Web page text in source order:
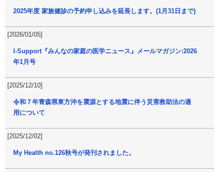
2025年度 家族健診の予約申し込みを延長します。(1月31日まで)
[2026/01/05]
I-Support『みんなの家庭の医学ニュース』メールマガジン:2026
年1月号
[2025/12/10]
令和７年青森県東方沖を震源とする地震に伴う災害救助法の適
用について
[2025/12/02]
My Health no.126秋号が発刊されました。